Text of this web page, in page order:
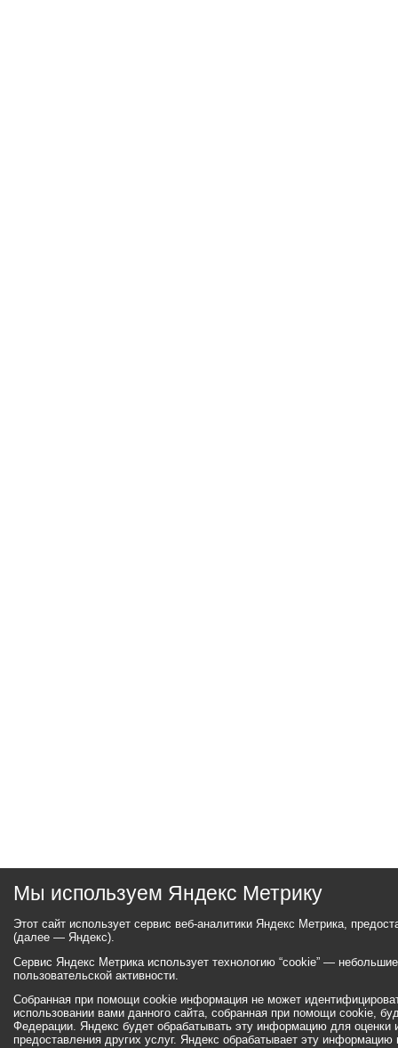
Мы используем Яндекс Метрику
Этот сайт использует сервис веб-аналитики Яндекс Метрика,
(далее — Яндекс).
Сервис Яндекс Метрика использует технологию “cookie” —
пользовательской активности.
Собранная при помощи cookie информация не может
использовании вами данного сайта, собранная при помощи cookie,
Федерации. Яндекс будет обрабатывать эту информацию для оценки
предоставления других услуг. Яндекс обрабатывает эту